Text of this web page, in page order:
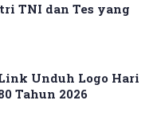
TNI dan Tes yang
Unduh Logo Hari
Tahun 2026